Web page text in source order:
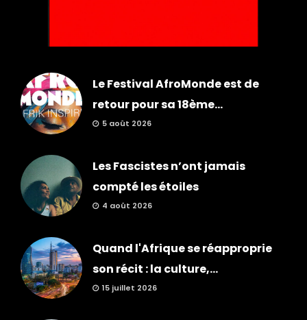
Le Festival AfroMonde est de
retour pour sa 18ème...
5 août 2026
Les Fascistes n’ont jamais
compté les étoiles
4 août 2026
Quand l'Afrique se réapproprie
son récit : la culture,...
15 juillet 2026